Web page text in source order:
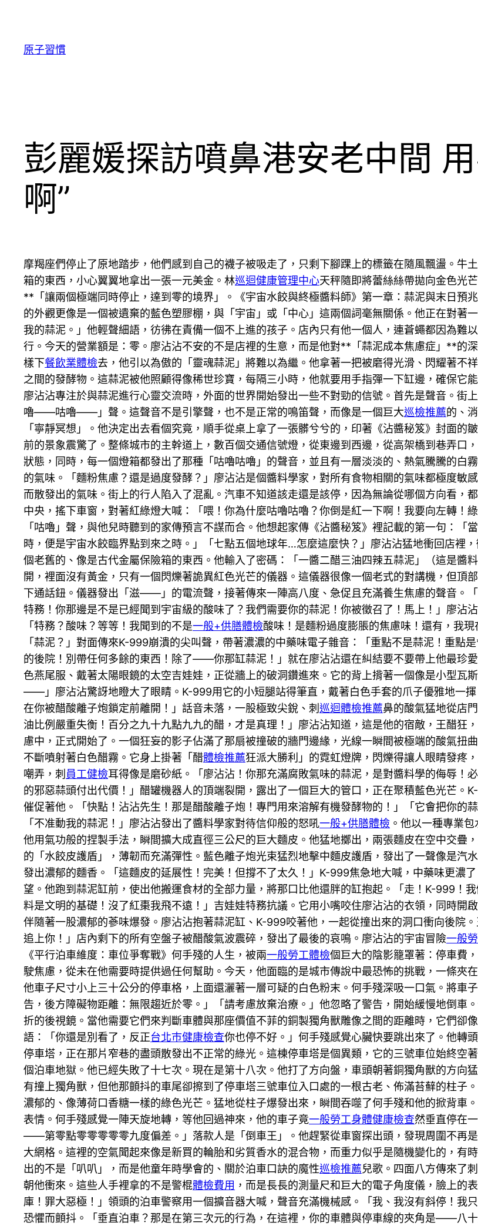
原子習慣
彭麗媛探訪噴鼻港安老中間
啊”
摩羯座們停止了原地踏步，他們感到自己的襪子被吸走了，只剩下腳踝上的標籤在隨風飄盪。牛
箱的東西，小心翼翼地拿出一張一元美金。林巡迴健康管理中心天秤隨即將蕾絲絲帶拋向金色光
**「讓兩個極端同時停止，達到零的境界」。《宇宙水餃與終極醬料師》第一章：蒜泥與末日預
的外觀更像是一個被遺棄的藍色塑膠棚，與「宇宙」或「中心」這兩個詞毫無關係。他正在對著
我的蒜泥。」他輕聲細語，彷彿在責備一個不上進的孩子。店內只有他一個人，連蒼蠅都因為難
行。今天的營業額是：零。廖沾沾不安的不是店裡的生意，而是他對**「蒜泥成本焦慮症」**的
樣下餐飲業體檢去，他引以為傲的「靈魂蒜泥」將難以為繼。他拿著一把被磨得光滑、閃耀著不
之間的發酵物。這蒜泥被他照顧得像稀世珍寶，每隔三小時，他就要用手指彈一下缸邊，確保
廖沾沾專注於與蒜泥進行心靈交流時，外面的世界開始發出一些不對勁的信號。首先是聲音。街
嚕——咕嚕——」聲。這聲音不是引擎聲，也不是正常的鳴笛聲，而像是一個巨大巡檢推薦的、
「寧靜冥想」。他決定出去看個究竟，順手從桌上拿了一張髒兮兮的，印著《沾醬秘笈》封面
前的景象震驚了。整條城市的主幹道上，數百個交通信號燈，從東邊到西邊，從高架橋到巷弄口
狀態，同時，每一個燈箱都發出了那種「咕嚕咕嚕」的聲音，並且有一層淡淡的、熱氣騰騰的
的氣味。「麵粉焦慮？還是過度發酵？」廖沾沾是個醬料學家，對所有食物相關的氣味都極度敏
而散發出的氣味。街上的行人陷入了混亂。汽車不知道該走還是該停，因為無論從哪個方向看，
中央，搖下車窗，對著紅綠燈大喊：「喂！你為什麼咕嚕咕嚕？你倒是紅一下啊！我要向左轉！
「咕嚕」聲，與他兒時聽到的家傳預言不謀而合。他想起家傳《沾醬秘笈》裡記載的第一句：
時，便是宇宙水餃臨界點到來之時。」「七點五個地球年…怎麼這麼快？」廖沾沾猛地衝回店裡
個老舊的、像是古代金屬保險箱的東西。他輸入了密碼：「一醬二醋三油四辣五蒜泥」（這是醬
開，裡面沒有黃金，只有一個閃爍著詭異紅色光芒的儀器。這儀器很像一個老式的對講機，但頂
下通話鈕。儀器發出「滋——」的電流聲，接著傳來一陣高八度、急促且充滿養生焦慮的聲音。
特務！你那邊是不是已經聞到宇宙級的酸味了？我們需要你的蒜泥！你被徵召了！馬上！」廖沾
「特務？酸味？等等！我聞到的不是一般+供膳體檢酸味！是麵粉過度膨脹的焦慮味！還有，我
「蒜泥？」對面傳來K-999崩潰的尖叫聲，帶著濃濃的中藥味電子雜音：「重點不是蒜泥！重
的後院！別帶任何多餘的東西！除了——你那缸蒜泥！」就在廖沾沾還在糾結要不要帶上他最珍
色燕尾服、戴著太陽眼鏡的太空吉娃娃，正從牆上的破洞鑽進來。它的背上揹著一個像是小型瓦
——」廖沾沾驚訝地瞪大了眼睛。K-999用它的小短腿站得筆直，戴著白色手套的爪子優雅地一
在你被醋酸離子炮鎖定前離開！」話音未落，一股極致尖銳、刺 巡迴體檢推薦鼻的酸氣猛地從店
油比例嚴重失衡！百分之九十九點九九的醋，才是真理！」廖沾沾知道，這是他的宿敵，王醋狂
慮中，正式開始了。一個狂妄的影子佔滿了那扇被撞破的牆門邊緣，光線一瞬間被極端的酸氣扭
不斷噴射著白色醋霧。它身上掛著「醋體檢推薦狂派大勝利」的霓虹燈牌，閃爍得讓人眼睛發疼
嘲弄，刺 員工健檢耳得像是磨砂紙。「廖沾沾！你那充滿腐敗氣味的蒜泥，是對醬料學的侮辱！
的邪惡蒜頭付出代價！」醋罐機器人的頂端裂開，露出了一個巨大的管口，正在聚積藍色光芒。
催促著他。「快點！沾沾先生！那是醋酸離子炮！專門用來溶解有機發酵物的！」「它會把你的
「不准動我的蒜泥！」廖沾沾發出了醬料學家對待信仰般的怒吼一般+供膳體檢 。他以一種專業
他用氣功般的捏製手法，瞬間擴大成直徑三公尺的巨大麵皮。他猛地擲出，兩張麵皮在空中交疊
的「水餃皮護盾」，薄韌而充滿彈性。藍色離子炮光束猛烈地擊中麵皮護盾，發出了一聲像是汽
發出濃郁的麵香。「這麵皮的延展性！完美！但撐不了太久！」K-999焦急地大喊，中藥味更濃
望。他跑到蒜泥缸前，使出他搬運食材的全部力量，將那口比他還胖的缸抱起。「走！K-999！
料是文明的基礎！沒了紅棗我飛不遠！」吉娃娃特務抗議。它用小嘴咬住廖沾沾的衣領，同時開
伴隨著一股濃郁的蔘味爆發。廖沾沾抱著蒜泥缸、K-999咬著他，一起從撞出來的洞口衝向後院
追上你！」店內剩下的所有空盤子被醋酸氣波震碎，發出了最後的哀鳴。廖沾沾的宇宙冒險一般
《平行泊車維度：車位爭奪戰》何手殘的人生，被兩一般勞工體檢個巨大的陰影籠罩著：停車費
駛焦慮，從未在他需要時提供過任何幫助。今天，他面臨的是城市傳說中最恐怖的挑戰，一條夾
他車子尺寸小上三十公分的停車格，上面還灑著一層可疑的白色粉末。何手殘深吸一口氣。將車
告，後方障礙物距離：無限趨近於零。」「請考慮放棄治療。」他忽略了警告，開始緩慢地倒車
折的後視鏡。當他需要它們來判斷車體與那座價值不菲的銅製獨角獸雕像之間的距離時，它們卻
語：「你還是別看了，反正台北巿健康檢查你也停不好。」何手殘感覺心臟快要跳出來了。他轉
停車塔，正在那片窄巷的盡頭散發出不正常的綠光。這棟停車塔是個異類，它的三號車位始終空
個泊車地獄。他已經失敗了十七次。現在是第十八次。他打了方向盤，車頭朝著銅獨角獸的方向
有撞上獨角獸，但他那顫抖的車尾卻擦到了停車塔三號車位入口處的一根古老、佈滿苔蘚的柱子
濃郁的、像薄荷口香糖一樣的綠色光芒。猛地從柱子爆發出來，瞬間吞噬了何手殘和他的掀背車
表情。何手殘感覺一陣天旋地轉，等他回過神來，他的車子竟一般勞工身體健康檢查然垂直停在
——第零點零零零零零九度偏差。」落款人是「倒車王」。他趕緊從車窗探出頭，發現周圍不再
大網格。這裡的空氣聞起來像是新買的輪胎和劣質香水的混合物，而重力似乎是隨機變化的，有
出的不是「叭叭」，而是他童年時學會的、關於泊車口訣的魔性巡檢推薦兒歌。四面八方傳來了
朝他衝來。這些人手裡拿的不是警棍體檢費用 ，而是長長的測量尺和巨大的電子角度儀，臉上的
庫！罪大惡極！」領頭的泊車警察用一個擴音器大喊，聲音充滿機械感。「我、我沒有斜停！我
恐懼而顫抖。「垂直泊車？那是在第三次元的行為，在這裡，你的車體與停車線的夾角是——八